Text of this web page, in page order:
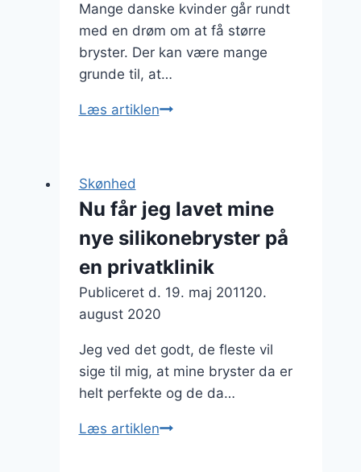
Mange danske kvinder går rundt
med en drøm om at få større
bryster. Der kan være mange
grunde til, at…
Læs artiklenTrin
foregår
en
brystforstørrelse
Skønhed
Nu får jeg lavet mine
nye silikonebryster på
en privatklinik
Publiceret d. 19. maj 201120.
august 2020
Jeg ved det godt, de fleste vil
sige til mig, at mine bryster da er
helt perfekte og de da…
Læs artiklenNu